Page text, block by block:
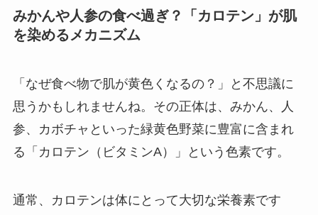
みかんや人参の食べ過ぎ？「カロテン」が肌
を染めるメカニズム
「なぜ食べ物で肌が黄色くなるの？」と不思議に
思うかもしれませんね。その正体は、みかん、人
参、カボチャといった緑黄色野菜に豊富に含まれ
る「カロテン（ビタミンA）」という色素です。
通常、カロテンは体にとって大切な栄養素です